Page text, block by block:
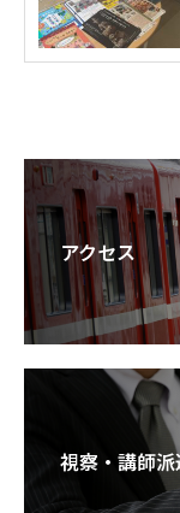
アクセス
視察・講師